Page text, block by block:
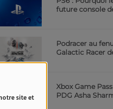
site et
future console
Podracer au
Galactic Racer
Xbox Game
PDG Asha